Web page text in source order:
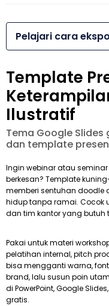
Pelajari cara
Template
Ilustratif
Tema Google
dan template
Ingin webinar atau
berkesan? Template
memberi sentuhan doodle
hidup tanpa ramai. Cocok
dan tim kantor yang butuh
Pakai untuk materi
pelatihan internal, pitch
bisa mengganti warna,
brand, lalu susun poin
di PowerPoint, Google
gratis.